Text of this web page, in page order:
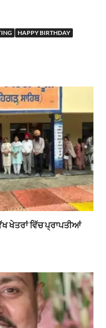
HAPPY BIRTHDAY
ਖੇਤਰਾਂ ਵਿੱਚ ਪ੍ਰਾਪਤੀਆਂ